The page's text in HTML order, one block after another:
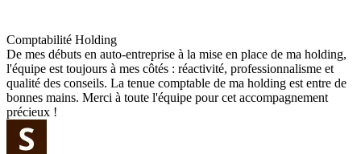
Comptabilité Holding
De mes débuts en auto-entreprise à la mise en place de ma holding,
l'équipe est toujours à mes côtés : réactivité, professionnalisme et
qualité des conseils. La tenue comptable de ma holding est entre de
bonnes mains. Merci à toute l'équipe pour cet accompagnement
précieux !